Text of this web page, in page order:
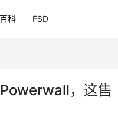
百科 FSD
，这售